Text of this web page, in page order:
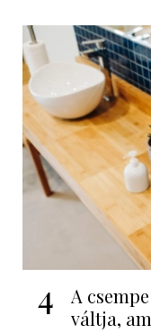
4
A
váltja,